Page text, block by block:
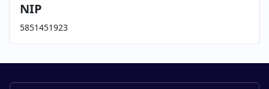
NIP
5851451923